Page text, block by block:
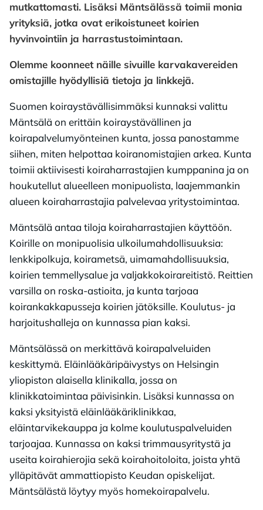
mutkattomasti. Lisäksi Mäntsälässä toimii monia
yrityksiä, jotka ovat erikoistuneet koirien
hyvinvointiin ja harrastustoimintaan.
Olemme koonneet näille sivuille karvakavereiden
omistajille hyödyllisiä tietoja ja linkkejä.
Suomen koiraystävällisimmäksi kunnaksi valittu
Mäntsälä on erittäin koiraystävällinen ja
koirapalvelumyönteinen kunta, jossa panostamme
siihen, miten helpottaa koiranomistajien arkea. Kunta
toimii aktiivisesti koiraharrastajien kumppanina ja on
houkutellut alueelleen monipuolista, laajemmankin
alueen koiraharrastajia palvelevaa yritystoimintaa.
Mäntsälä antaa tiloja koiraharrastajien käyttöön.
Koirille on monipuolisia ulkoilumahdollisuuksia:
lenkkipolkuja, koirametsä, uimamahdollisuuksia,
koirien temmellysalue ja valjakkokoirareitistö. Reittien
varsilla on roska-astioita, ja kunta tarjoaa
koirankakkapusseja koirien jätöksille. Koulutus- ja
harjoitushalleja on kunnassa pian kaksi.
Mäntsälässä on merkittävä koirapalveluiden
keskittymä. Eläinlääkäripäivystys on Helsingin
yliopiston alaisella klinikalla, jossa on
klinikkatoimintaa päivisinkin. Lisäksi kunnassa on
kaksi yksityistä eläinlääkäriklinikkaa,
eläintarvikekauppa ja kolme koulutuspalveluiden
tarjoajaa. Kunnassa on kaksi trimmausyritystä ja
useita koirahierojia sekä koirahoitoloita, joista yhtä
ylläpitävät ammattiopisto Keudan opiskelijat.
Mäntsälästä löytyy myös homekoirapalvelu.